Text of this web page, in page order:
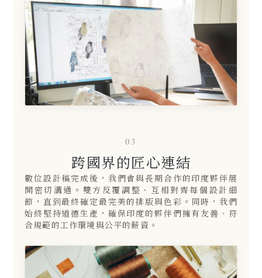
03
跨國界的匠心連結
數位設計稿完成後，我們會與長期合作的印度夥伴展
開密切溝通。雙方反覆調整、互相對齊每個設計細
節，直到最終確定最完美的排版與色彩。同時，我們
始終堅持道德生產，確保印度的夥伴們擁有友善、符
合規範的工作環境與公平的薪資。